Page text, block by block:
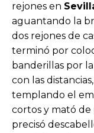
rejones en
aguantando la
dos rejones de
terminó por
banderillas por
con las
templando el
cortos y mató de
precisó